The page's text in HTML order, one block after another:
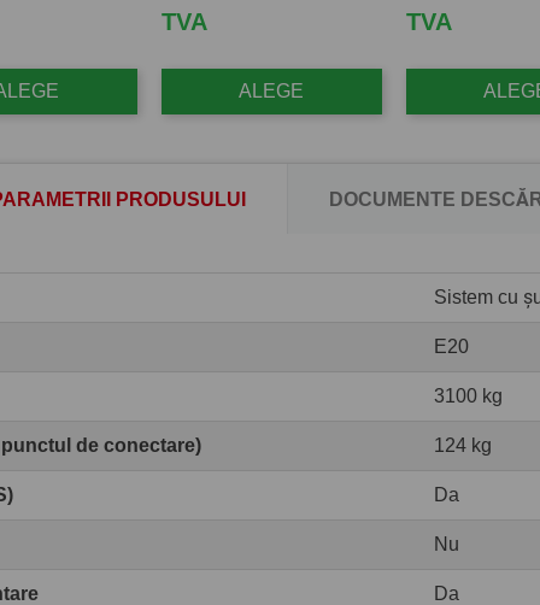
TVA
ALEGE
TVA
PRODUSULUI DOCUMENTE
Sistem cu
E20
3100 kg
de conectare) 124 kg
Da
Nu
Da